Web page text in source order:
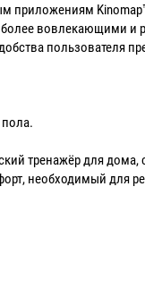
приложениям
более вовлекающими и
пользователя
тренажёр для
необходимый для